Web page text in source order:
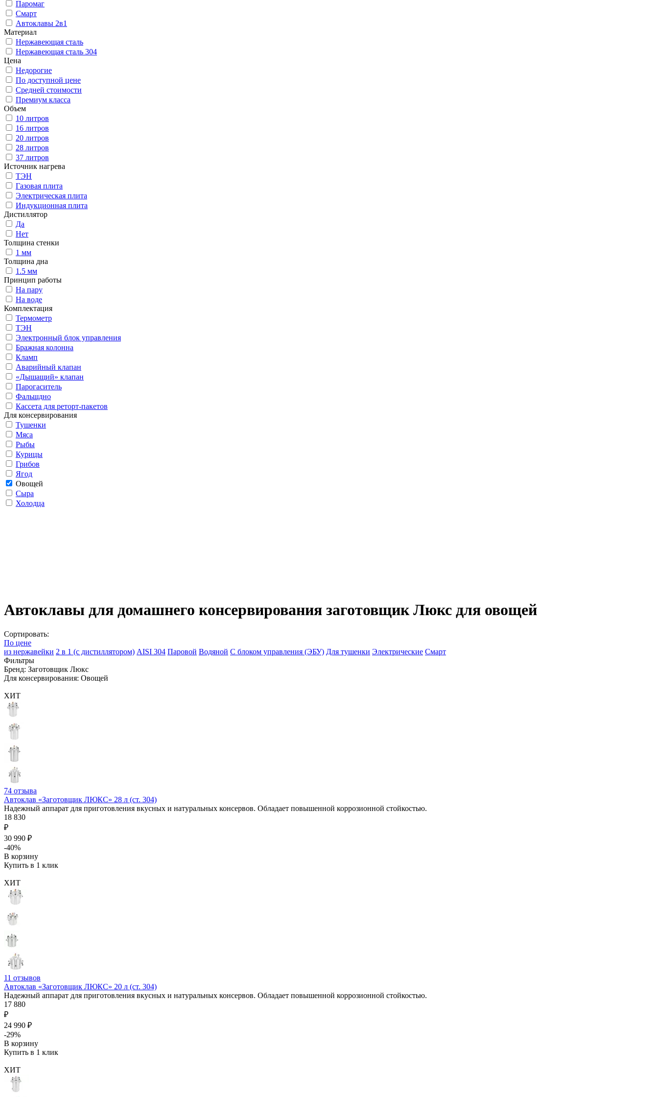
Паромаг
Смарт
Автоклавы 2в1
Материал
Нержавеющая сталь
Нержавеющая сталь 304
Цена
Недорогие
По доступной цене
Средней стоимости
Премиум класса
Объем
10 литров
16 литров
20 литров
28 литров
37 литров
Источник нагрева
ТЭН
Газовая плита
Электрическая плита
Индукционная плита
Дистиллятор
Да
Нет
Толщина стенки
1 мм
Толщина дна
1.5 мм
Принцип работы
На пару
На воде
Комплектация
Термометр
ТЭН
Электронный блок управления
Бражная колонна
Кламп
Аварийный клапан
«Дышащий» клапан
Парогаситель
Фальшдно
Кассета для реторт-пакетов
Для консервирования
Тушенки
Мяса
Рыбы
Курицы
Грибов
Ягод
Овощей
Сыра
Холодца
Автоклавы для домашнего консервирования заготовщик Люкс для овощей
Сортировать:
По цене
из нержавейки 2 в 1 (с дистиллятором) AISI 304 Паровой Водяной С блоком управления (ЭБУ) Для тушенки Электрические Смарт
Фильтры
Бренд: Заготовщик Люкс
Для консервирования: Овощей
ХИТ
74 отзыва
Автоклав «Заготовщик ЛЮКС» 28 л (ст. 304)
Надежный аппарат для приготовления вкусных и натуральных консервов. Обладает повышенной коррозионной стойкостью.
18 830
₽
30 990 ₽
-40%
В корзину
Купить в 1 клик
ХИТ
11 отзывов
Автоклав «Заготовщик ЛЮКС» 20 л (ст. 304)
Надежный аппарат для приготовления вкусных и натуральных консервов. Обладает повышенной коррозионной стойкостью.
17 880
₽
24 990 ₽
-29%
В корзину
Купить в 1 клик
ХИТ